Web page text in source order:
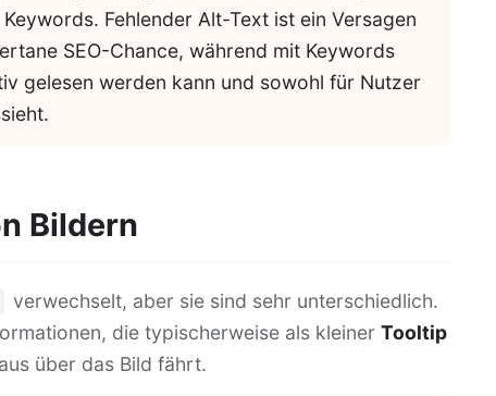
Fehlender Alt-Text ist ein Versagen
SEO-Chance, während mit Keywords
gelesen werden kann und sowohl für Nutzer
Bildern
verwechselt, aber sie sind sehr unterschiedlich.
die typischerweise als kleiner Tooltip
über das Bild fährt.